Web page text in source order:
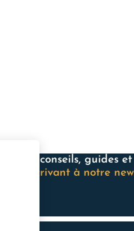
Recevez conseils, guides
inscrivant à notre